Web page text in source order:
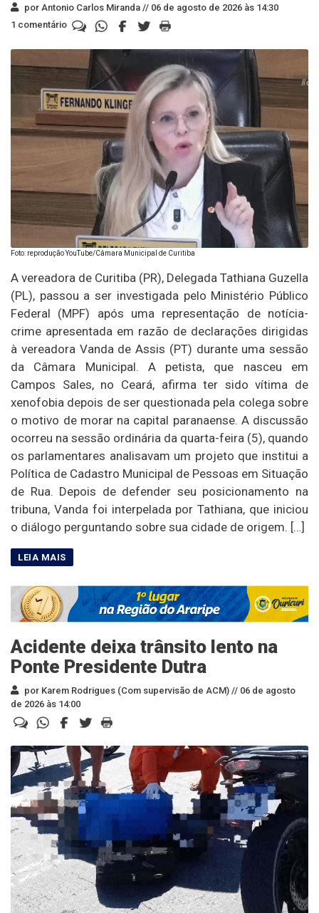
por Antonio Carlos Miranda // 06 de agosto de 2026 às 14:30
1 comentário
Foto: reprodução YouTube/Câmara Municipal de Curitiba
A vereadora de Curitiba (PR), Delegada Tathiana Guzella
(PL), passou a ser investigada pelo Ministério Público
Federal (MPF) após uma representação de notícia-
crime apresentada em razão de declarações dirigidas
à vereadora Vanda de Assis (PT) durante uma sessão
da Câmara Municipal. A petista, que nasceu em
Campos Sales, no Ceará, afirma ter sido vítima de
xenofobia depois de ser questionada pela colega sobre
o motivo de morar na capital paranaense. A discussão
ocorreu na sessão ordinária da quarta-feira (5), quando
os parlamentares analisavam um projeto que institui a
Política de Cadastro Municipal de Pessoas em Situação
de Rua. Depois de defender seu posicionamento na
tribuna, Vanda foi interpelada por Tathiana, que iniciou
o diálogo perguntando sobre sua cidade de origem. […]
Acidente deixa trânsito lento na
Ponte Presidente Dutra
por Karem Rodrigues (Com supervisão de ACM) // 06 de agosto
de 2026 às 14:00